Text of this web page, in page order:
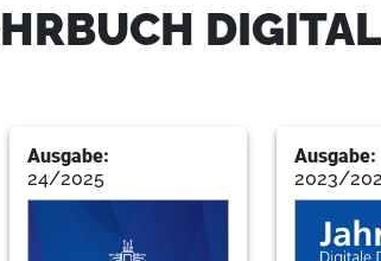
25Die Vorteile der
Ausgabe:
24/2025
Ausgabe:
2023/